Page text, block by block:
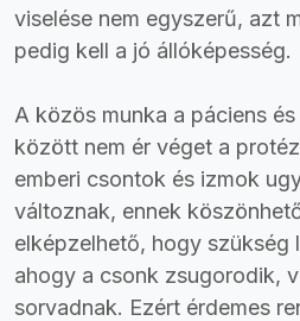
viselése nem egyszerű, azt
pedig kell a jó állóképesség.
A közös munka a páciens
között nem ér véget a
emberi csontok és izmok
változnak, ennek
elképzelhető, hogy szükség
ahogy a csonk zsugorodik,
sorvadnak. Ezért érdemes